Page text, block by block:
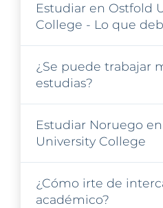
Estudiar en Ostfold
College - Lo que
¿Se puede trabajar
estudias?
Estudiar Noruego
University College
¿Cómo irte de
académico?